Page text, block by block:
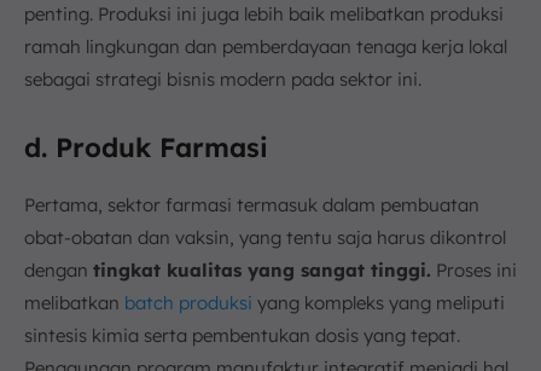
penting. Produksi ini juga lebih baik melibatkan produksi
ramah lingkungan dan pemberdayaan tenaga kerja lokal
sebagai strategi bisnis modern pada sektor ini.
d. Produk Farmasi
Pertama, sektor farmasi termasuk dalam pembuatan
obat-obatan dan vaksin, yang tentu saja harus dikontrol
dengan tingkat kualitas yang sangat tinggi. Proses ini
melibatkan batch produksi yang kompleks yang meliputi
sintesis kimia serta pembentukan dosis yang tepat.